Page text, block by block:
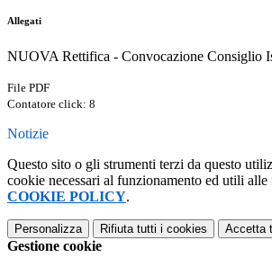
Allegati
NUOVA Rettifica - Convocazione Consiglio
File PDF
Contatore click: 8
Notizie
Questo sito o gli strumenti terzi da questo
cookie necessari al funzionamento ed utili
COOKIE POLICY.
Personalizza Rifiuta tutti i cookies Accetta
Gestione cookie